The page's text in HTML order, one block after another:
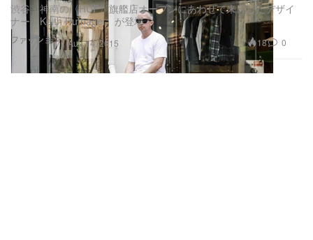
ファッション
渋谷・神南の〈HUF〉旗艦店オープンにあわせて来日したデザイ
ナー「Keith Hufnagel」が登場
Aug 14, 2015 18 0